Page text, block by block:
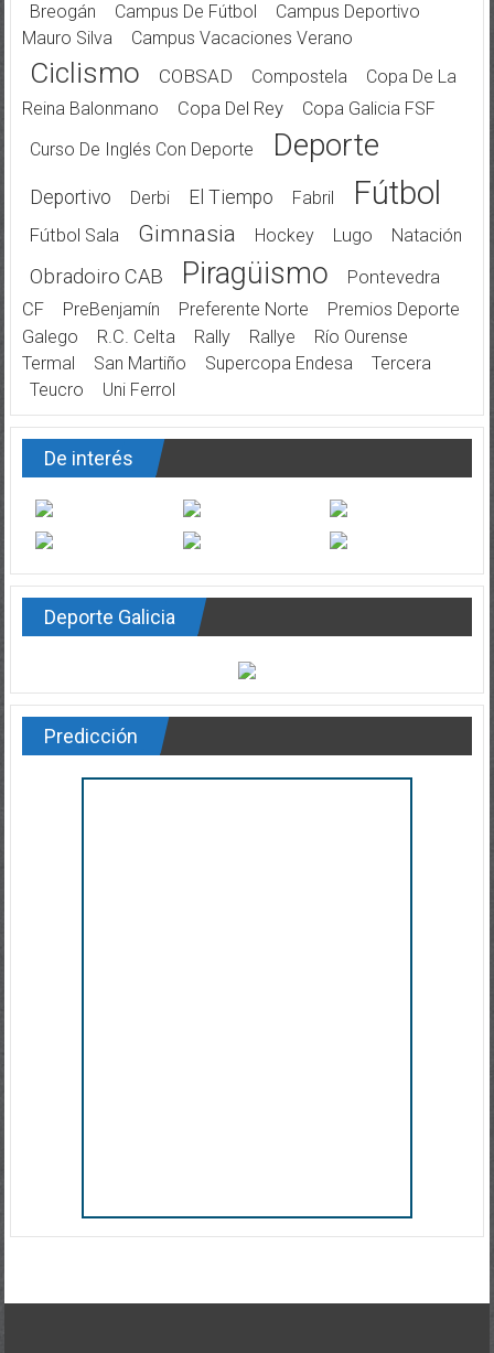
Breogán
Campus De Fútbol
Campus Deportivo
Mauro Silva
Campus Vacaciones Verano
Ciclismo COBSAD Compostela
Copa De La
Reina Balonmano
Copa Del Rey
Copa Galicia FSF
Curso De Inglés Con Deporte
Deporte
Deportivo Derbi El Tiempo Fabril Fútbol
Fútbol Sala Gimnasia Hockey Lugo Natación
Obradoiro CAB Piragüismo
Pontevedra
CF
PreBenjamín Preferente Norte
Premios Deporte
Galego
R.C. Celta Rally Rallye
Río Ourense
Termal
San Martiño Supercopa Endesa
Tercera
Teucro
Uni Ferrol
De interés
Deporte Galicia
Predicción